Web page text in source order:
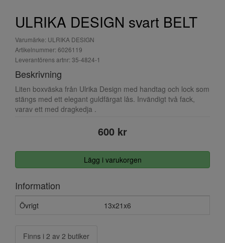
ULRIKA DESIGN svart BELT
Varumärke: ULRIKA DESIGN
Artikelnummer: 6026119
Leverantörens artnr: 35-4824-1
Beskrivning
Liten boxväska från Ulrika Design med handtag och lock som
stängs med ett elegant guldfärgat lås. Invändigt två fack,
varav ett med dragkedja .
600 kr
Lägg i varukorgen
Information
Övrigt 13x21x6
Finns i 2 av 2 butiker